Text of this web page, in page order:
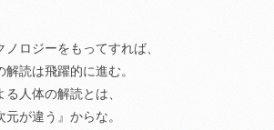
ノロジーをもってすれば、
解読は飛躍的に進む。
る人体の解読とは、
元が違う』からな。